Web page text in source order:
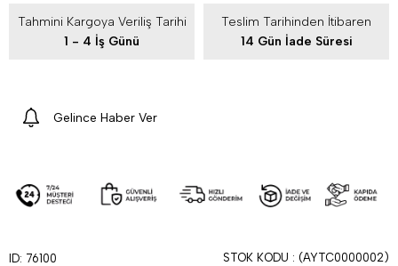
Tahmini Kargoya Veriliş Tarihi
1 - 4 İş Günü
Teslim Tarihinden İtibaren
14 Gün İade Süresi
Gelince Haber Ver
ID: 76100 STOK KODU (AYTC0000002)